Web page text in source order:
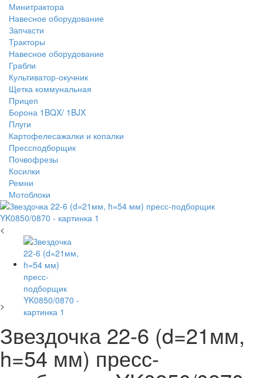
Минитрактора
Навесное оборудование
Запчасти
Тракторы
Навесное оборудование
Грабли
Культиватор-окучник
Щетка коммунальная
Прицеп
Борона 1BQX/ 1BJX
Плуги
Картофелесажалки и копалки
Прессподборщик
Почвофрезы
Косилки
Ремни
Мотоблоки
<
>
Звездочка 22-6 (d=21мм,
h=54 мм) пресс-